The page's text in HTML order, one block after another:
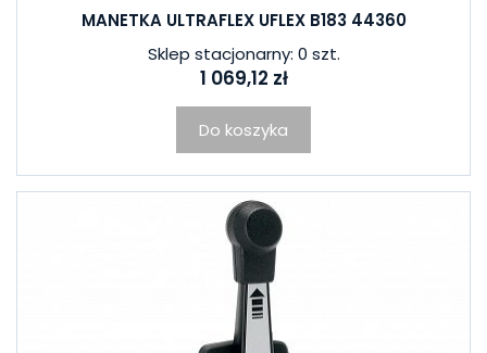
MANETKA ULTRAFLEX UFLEX B183 44360
Sklep stacjonarny: 0 szt.
1 069,12 zł
Do koszyka